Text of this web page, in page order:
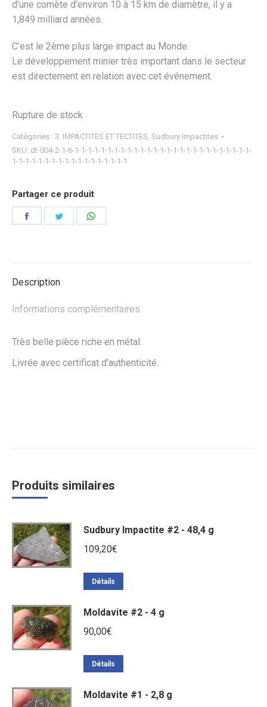
d’une comète d’environ 10 à 15 km de diamètre, il y a
1,849 milliard années.
C’est le 2ème plus large impact au Monde.
Le développement minier très important dans le secteur
est directement en relation avec cet événement.
Rupture de stock
Catégories : 3. IMPACTITES ET TECTITES Sudbury Impactites
SKU: dt-004-2-1-6-1-1-1-1-1-1-1-1-1-1-1-1-1-1-1-1-1-1-1-1-1-1-1-1-1-1-1-
1-1-1-1-1-1-1-1-1-1-1-1-1-1-1-1-1-1
Partager ce produit
Partager Partager
Description
Informations complémentaires
Très belle pièce riche en métal.
Livrée avec certificat d’authenticité.
Produits similaires
Sudbury Impactite #2 - 48,4 g
109,20€
Détails
Moldavite #2 - 4 g
90,00€
Détails
Moldavite #1 - 2,8 g